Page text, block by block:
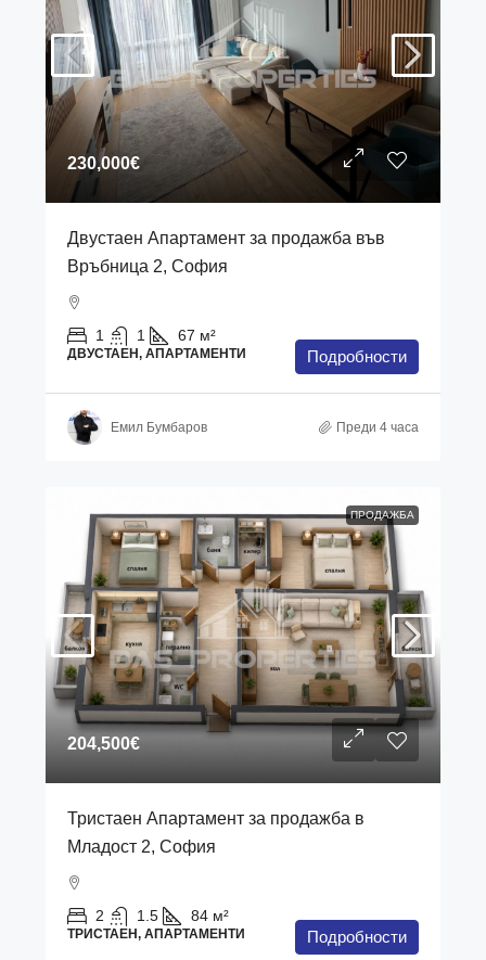
230,000€
Двустаен Апартамент за продажба във
Връбница 2, София
1 1 67 м²
ДВУСТАЕН, АПАРТАМЕНТИ Подробности
Емил Бумбаров Преди 4 часа
ПРОДАЖБА
204,500€
Тристаен Апартамент за продажба в
Младост 2, София
2 1.5 84 м²
ТРИСТАЕН, АПАРТАМЕНТИ Подробности